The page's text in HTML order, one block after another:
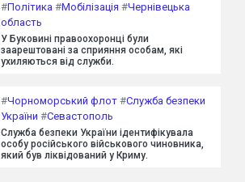
#Політика #Мобілізація #Чернівецька
область
У Буковині правоохоронці були
заарештовані за сприяння особам, які
ухиляються від служби.
#Чорноморський флот #Служба безпеки
України #Севастополь
Служба безпеки України ідентифікувала
особу російського військового чиновника,
який був ліквідований у Криму.